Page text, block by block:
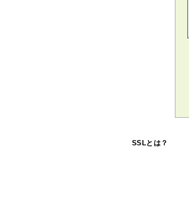
SSLとは？